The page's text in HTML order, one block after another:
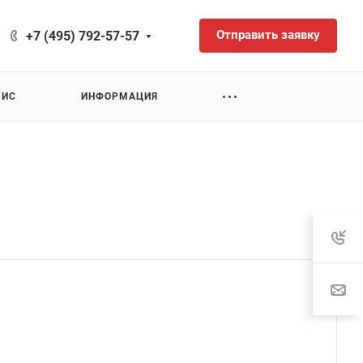
+7 (495) 792-57-57 Отправить заявку
ИНФОРМАЦИЯ